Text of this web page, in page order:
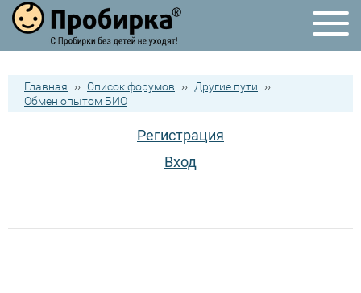
Главная ›› Список форумов ›› Другие пути
››
Обмен опытом БИО
Регистрация
Вход